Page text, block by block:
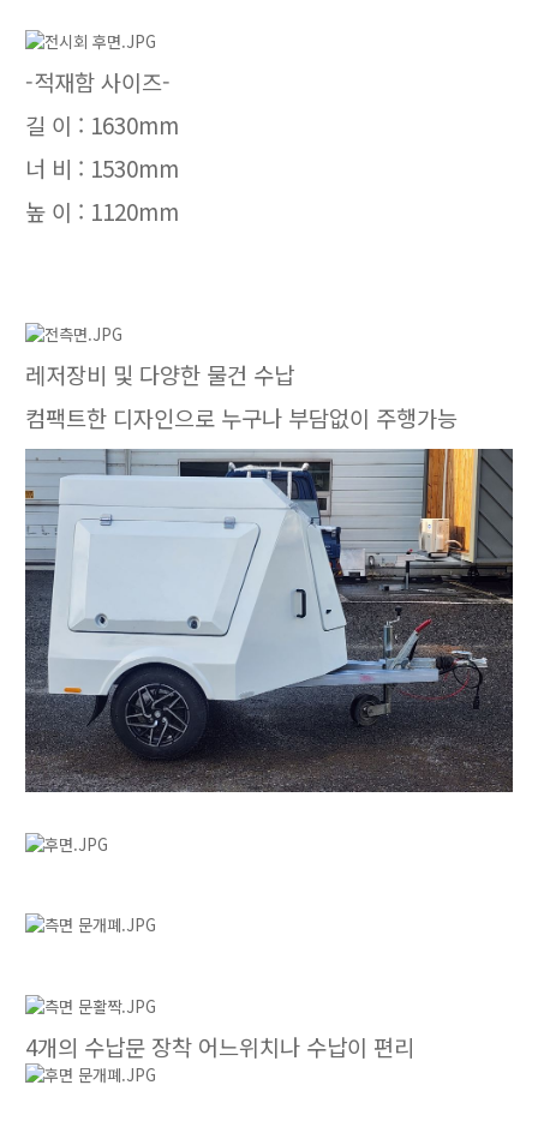
-적재함 사이즈-
길 이 : 1630mm
너 비 : 1530mm
높 이 : 1120mm
레저장비 및 다양한 물건 수납
컴팩트한 디자인으로 누구나 부담없이 주행가능
4개의 수납문 장착 어느위치나 수납이 편리